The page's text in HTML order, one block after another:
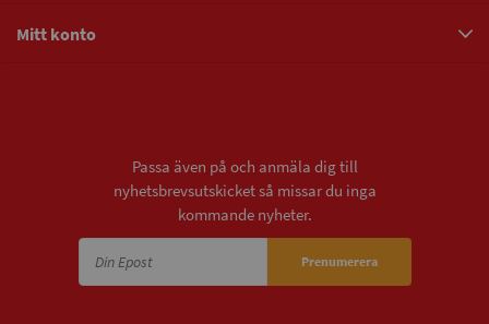
Mitt konto
Passa även på och anmäla dig till
nyhetsbrevsutskicket så missar du inga
kommande nyheter.
Prenumerera